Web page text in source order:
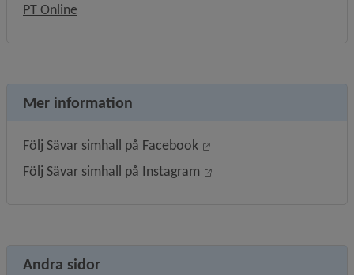
PT Online
Mer information
Följ Sävar simhall på Facebook
Länk till annan
Följ Sävar simhall på Instagram
Länk till annan
Andra sidor